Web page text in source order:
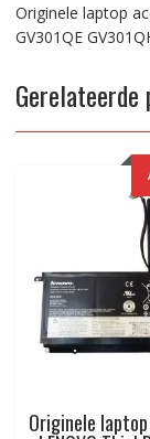
Originele laptop
GV301QE
Gerelateerde
Originele